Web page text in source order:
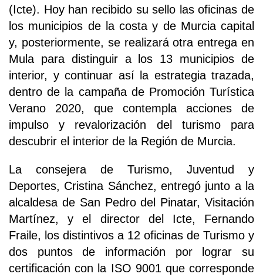
(Icte). Hoy han recibido su sello las oficinas de
los municipios de la costa y de Murcia capital
y, posteriormente, se realizará otra entrega en
Mula para distinguir a los 13 municipios de
interior, y continuar así la estrategia trazada,
dentro de la campaña de Promoción Turística
Verano 2020, que contempla acciones de
impulso y revalorización del turismo para
descubrir el interior de la Región de Murcia.
La consejera de Turismo, Juventud y
Deportes, Cristina Sánchez, entregó junto a la
alcaldesa de San Pedro del Pinatar, Visitación
Martínez, y el director del Icte, Fernando
Fraile, los distintivos a 12 oficinas de Turismo y
dos puntos de información por lograr su
certificación con la ISO 9001 que corresponde